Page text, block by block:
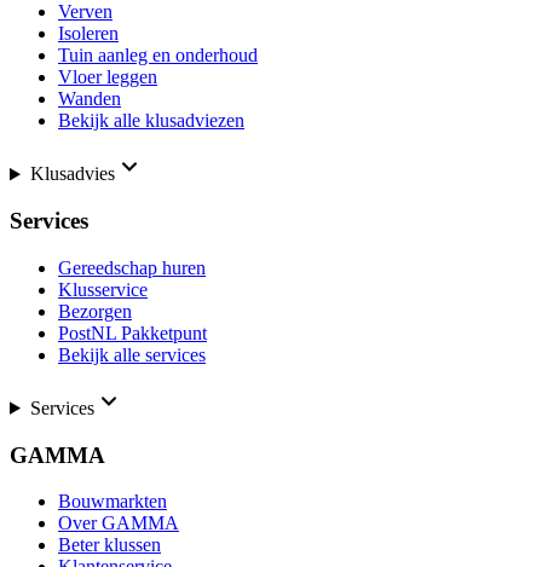
Verven
Isoleren
Tuin aanleg en onderhoud
Vloer leggen
Wanden
Bekijk alle klusadviezen
Klusadvies
Services
Gereedschap huren
Klusservice
Bezorgen
PostNL Pakketpunt
Bekijk alle services
Services
GAMMA
Bouwmarkten
Over GAMMA
Beter klussen